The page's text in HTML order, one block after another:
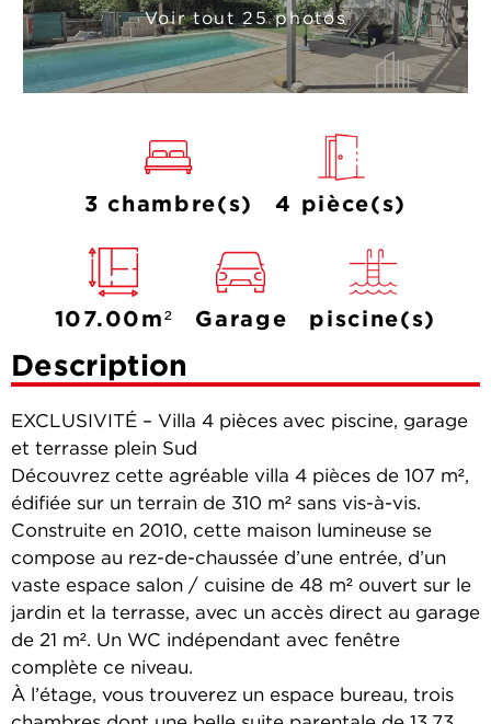
Voir tout 25 photos
3 chambre(s) 4 pièce(s)
107.00m² Garage piscine(s)
Description
EXCLUSIVITÉ – Villa 4 pièces avec piscine, garage
et terrasse plein Sud
Découvrez cette agréable villa 4 pièces de 107 m²,
édifiée sur un terrain de 310 m² sans vis-à-vis.
Construite en 2010, cette maison lumineuse se
compose au rez-de-chaussée d’une entrée, d’un
vaste espace salon / cuisine de 48 m² ouvert sur le
jardin et la terrasse, avec un accès direct au garage
de 21 m². Un WC indépendant avec fenêtre
complète ce niveau.
À l’étage, vous trouverez un espace bureau, trois